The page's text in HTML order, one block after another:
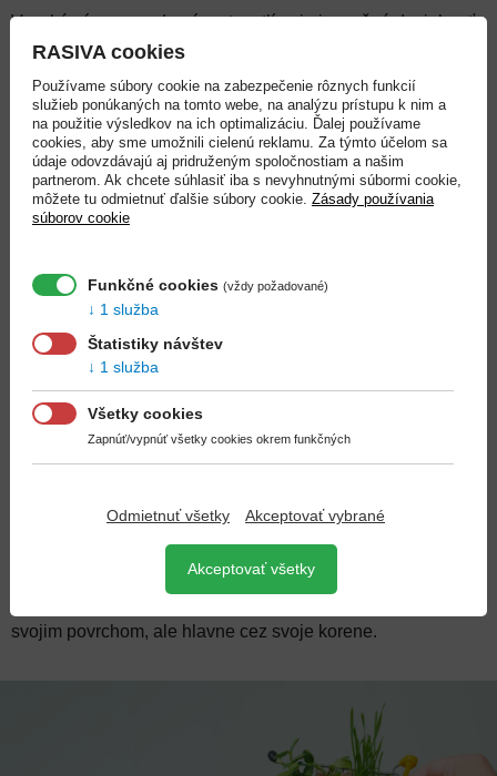
Vysoké výnosy a zdravý rast rastlín nie je možné dosiahnuť
bez dodania živín rastline vo forme vhodne zvoleného
a kvalitu rastlín (napr. zeleniny) a tým aj na výživu ľudí.
29. JANUÁR 2025
prvkami bežne dostupnými v prírode. Rastliny prijímajú
živiny ako minerály rozpustné vo vode vo forme iontov a z
svojim povrchom, ale hlavne cez svoje korene.
RASIVA cookies
Používame súbory cookie na zabezpečenie rôznych funkcií
služieb ponúkaných na tomto webe, na analýzu prístupu k nim a
na použitie výsledkov na ich optimalizáciu. Ďalej používame
cookies, aby sme umožnili cielenú reklamu. Za týmto účelom sa
údaje odovzdávajú aj pridruženým spoločnostiam a našim
partnerom. Ak chcete súhlasiť iba s nevyhnutnými súbormi cookie,
môžete tu odmietnuť ďalšie súbory cookie. Zásady používania
súborov cookie
Funkčné cookies (vždy požadované)
1 služba
Štatistiky návštev
1 služba
Všetky cookies
Zapnúť/vypnúť všetky cookies okrem funkčných
Odmietnuť všetky Akceptovať vybrané
Akceptovať všetky